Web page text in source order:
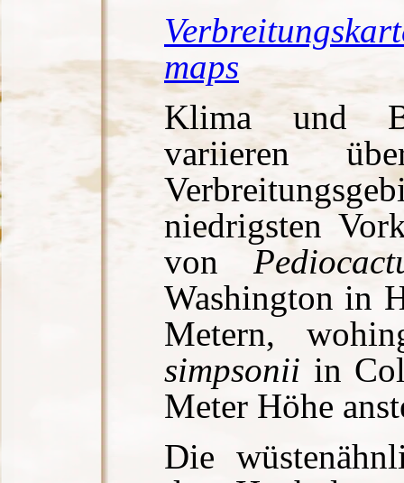
maps
Klima und
variieren
niedrigsten
von
Washington in
Metern,
simpsonii in
Meter Höhe
Die